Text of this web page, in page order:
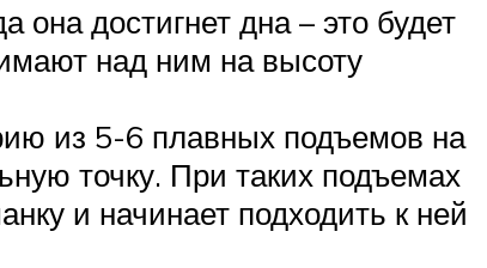
она достигнет дна – это будет
над ним на высоту
из 5-6 плавных подъемов на
точку. При таких подъемах
и начинает подходить к ней